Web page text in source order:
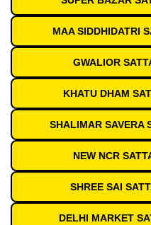
MAA SIDDHIDATRI
GWALIOR
KHATU DHAM
SHALIMAR SAVERA
NEW NCR
SHREE SAI
DELHI MARKET